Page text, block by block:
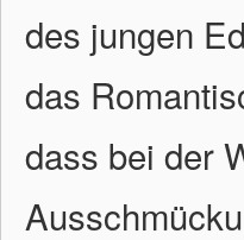
des jungen
das
dass bei der